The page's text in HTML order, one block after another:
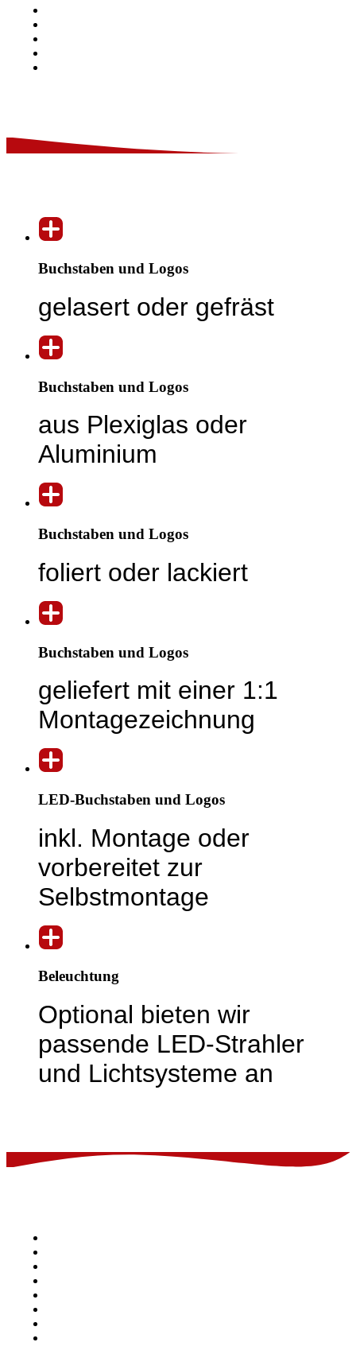
Buchstaben und Logos
gelasert oder gefräst
Buchstaben und Logos
aus Plexiglas oder
Aluminium
Buchstaben und Logos
foliert oder lackiert
Buchstaben und Logos
geliefert mit einer 1:1
Montagezeichnung
LED-Buchstaben und Logos
inkl. Montage oder
vorbereitet zur
Selbstmontage
Beleuchtung
Optional bieten wir
passende LED-Strahler
und Lichtsysteme an